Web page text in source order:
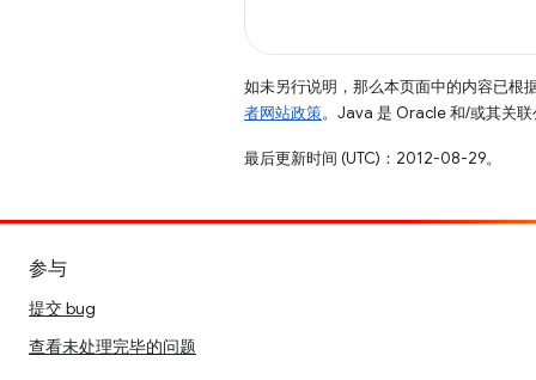
如未另行说明，那么本页面中的内容已根
者网站政策。Java 是 Oracle 和/或其关联
最后更新时间 (UTC)：2012-08-29。
参与
提交 bug
查看未处理完毕的问题